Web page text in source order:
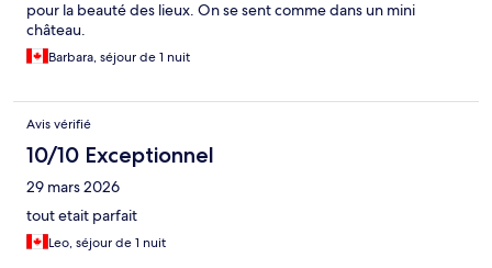
pour la beauté des lieux. On se sent comme dans un mini
château.
Barbara, séjour de 1 nuit
Avis vérifié
10/10 Exceptionnel
29 mars 2026
tout etait parfait
Leo, séjour de 1 nuit